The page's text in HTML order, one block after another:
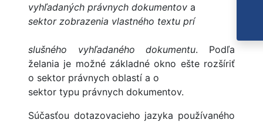
vyhľadaných právnych dokumentov a
sektor zobrazenia vlastného textu prí
slušného vyhľadaného dokumentu. Podľa
želania je možné základné okno ešte rozšíriť
o sektor právnych oblastí a o
sektor typu právnych dokumentov.
Súčasťou dotazovacieho jazyka používaného